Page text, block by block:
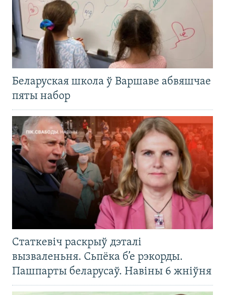
Беларуская школа ў Варшаве абвяшчае
пяты набор
Статкевіч раскрыў дэталі
вызваленьня. Сьпёка б’е рэкорды.
Пашпарты беларусаў. Навіны 6 жніўня